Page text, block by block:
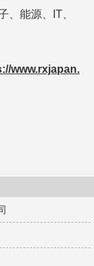
、能源、IT、
www.rxjapan.